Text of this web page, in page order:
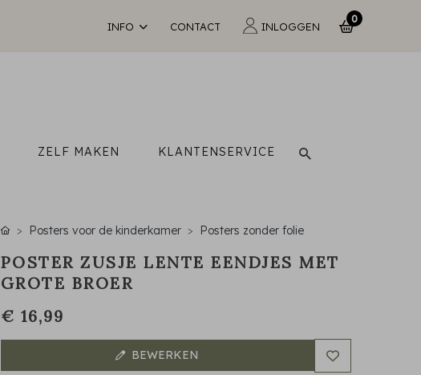
INFO CONTACT INLOGGEN
0
ZELF MAKEN KLANTENSERVICE
Posters voor de kinderkamer Posters zonder folie
POSTER ZUSJE LENTE EENDJES MET
GROTE BROER
€ 16,99
BEWERKEN